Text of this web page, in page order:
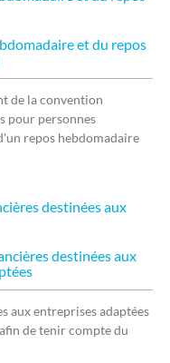
et du repos
de la convention
pour personnes
repos hebdomadaire
destinées aux
aux entreprises adaptées
de tenir compte du